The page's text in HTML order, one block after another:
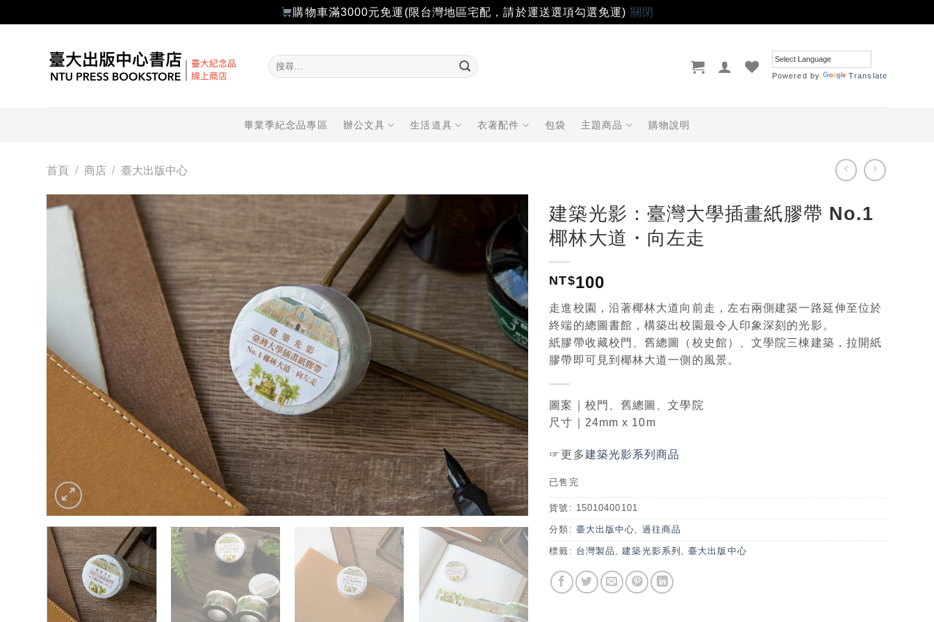
購物車滿3000元免運(限台灣地區宅配，請於運送選項勾選免運) 關閉
搜
尋
Powered by Translate
畢業季紀念品專區 辦公文具 生活道具 衣著配件 包袋 主題商品 購物說明
首頁 / 商店 / 臺大出版中心
「願
望輕
單」
建築光影：臺灣大學插畫紙膠帶 No.1
椰林大道・向左走
NT$100
走進校園，沿著椰林大道向前走，左右兩側建築一路延伸至位於
終端的總圖書館，構築出校園最令人印象深刻的光影。
紙膠帶收藏校門、舊總圖（校史館）、文學院三棟建築，拉開紙
膠帶即可見到椰林大道一側的風景。
圖案｜校門、舊總圖、文學院
尺寸｜24mm x 10m
☞更多建築光影系列商品
已售完
貨號: 15010400101
分類: 臺大出版中心, 過往商品
標籤: 台灣製品 ,建築光影系列 ,臺大出版中心